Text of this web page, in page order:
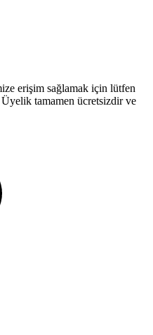
erişim sağlamak için lütfen
tamamen ücretsizdir ve